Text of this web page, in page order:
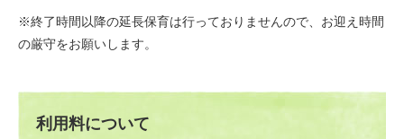
※終了時間以降の延長保育は行っておりませんので、お迎え時間
の厳守をお願いします。
利用料について